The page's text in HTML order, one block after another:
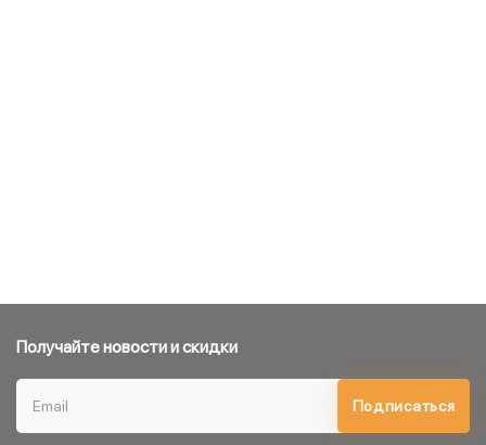
Получайте новости и скидки
Подписаться